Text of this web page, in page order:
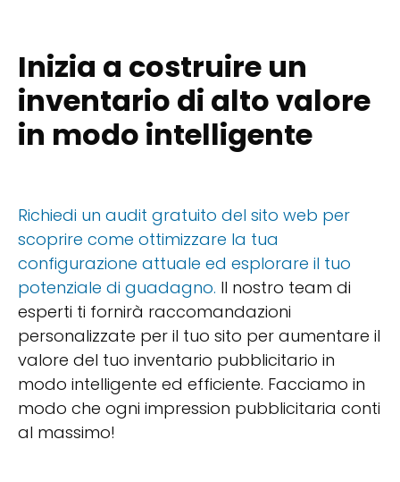
Inizia a costruire un
inventario di alto valore
in modo intelligente
Richiedi un audit gratuito del sito web per
scoprire come ottimizzare la tua
configurazione attuale ed esplorare il tuo
potenziale di guadagno. Il nostro team di
esperti ti fornirà raccomandazioni
personalizzate per il tuo sito per aumentare il
valore del tuo inventario pubblicitario in
modo intelligente ed efficiente. Facciamo in
modo che ogni impression pubblicitaria conti
al massimo!